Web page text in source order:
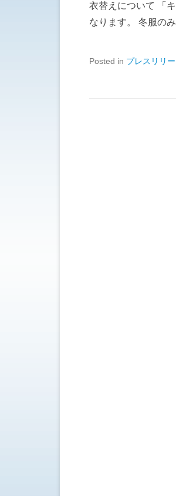
衣替えについて 「
なります。 冬服の
Posted in プレスリリー